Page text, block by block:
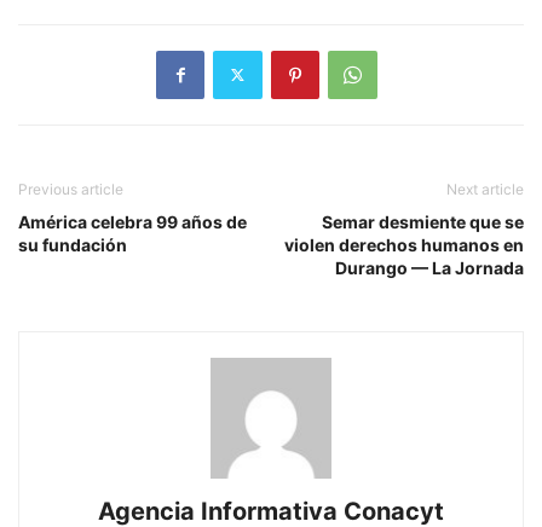
Previous article
América celebra 99 años de
su fundación
Next article
Semar desmiente que se
violen derechos humanos en
Durango — La Jornada
Agencia Informativa Conacyt